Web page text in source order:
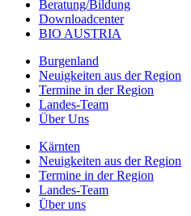
Beratung/Bildung
Downloadcenter
BIO AUSTRIA
Burgenland
Neuigkeiten aus der Region
Termine in der Region
Landes-Team
Über Uns
Kärnten
Neuigkeiten aus der Region
Termine in der Region
Landes-Team
Über uns